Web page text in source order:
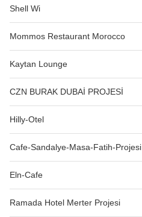
Shell Wi
Mommos Restaurant Morocco
Kaytan Lounge
CZN BURAK DUBAİ PROJESİ
Hilly-Otel
Cafe-Sandalye-Masa-Fatih-Projesi
Eln-Cafe
Ramada Hotel Merter Projesi